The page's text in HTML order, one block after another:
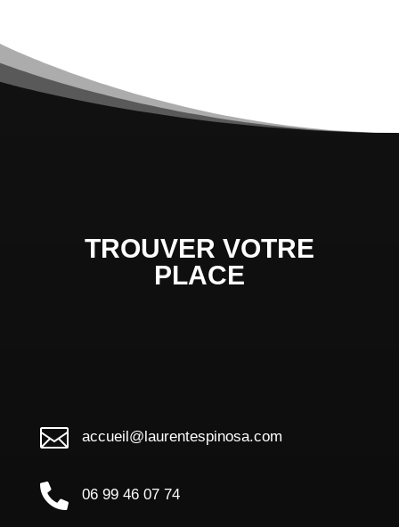
TROUVER VOTRE
PLACE
 accueil@laurentespinosa.com
 06 99 46 07 74